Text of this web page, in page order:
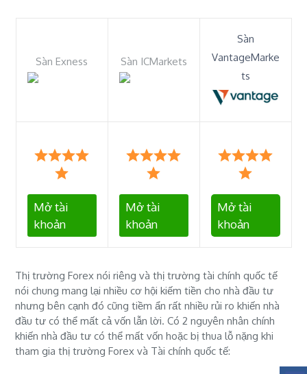
Sàn Exness Sàn ICMarkets
Sàn
VantageMarke
ts
Mở tài
khoản
Mở tài
khoản
Mở tài
khoản
Thị trường Forex nói riêng và thị trường tài chính quốc tế
nói chung mang lại nhiều cơ hội kiếm tiền cho nhà đầu tư
nhưng bên cạnh đó cũng tiềm ẩn rất nhiều rủi ro khiến nhà
đầu tư có thể mất cả vốn lẫn lời. Có 2 nguyên nhân chính
khiến nhà đầu tư có thể mất vốn hoặc bị thua lỗ nặng khi
tham gia thị trường Forex và Tài chính quốc tế: